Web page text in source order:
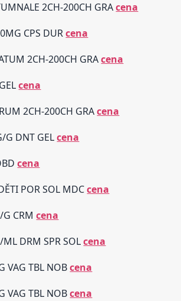
2CH-200CH GRAcena
CPS DURcena
2CH-200CH GRAcena
cena
2CH-200CH GRAcena
G DNT GELcena
cena
POR SOL MDCcena
G CRMcena
ML DRM SPR SOLcena
VAG TBL NOBcena
VAG TBL NOBcena